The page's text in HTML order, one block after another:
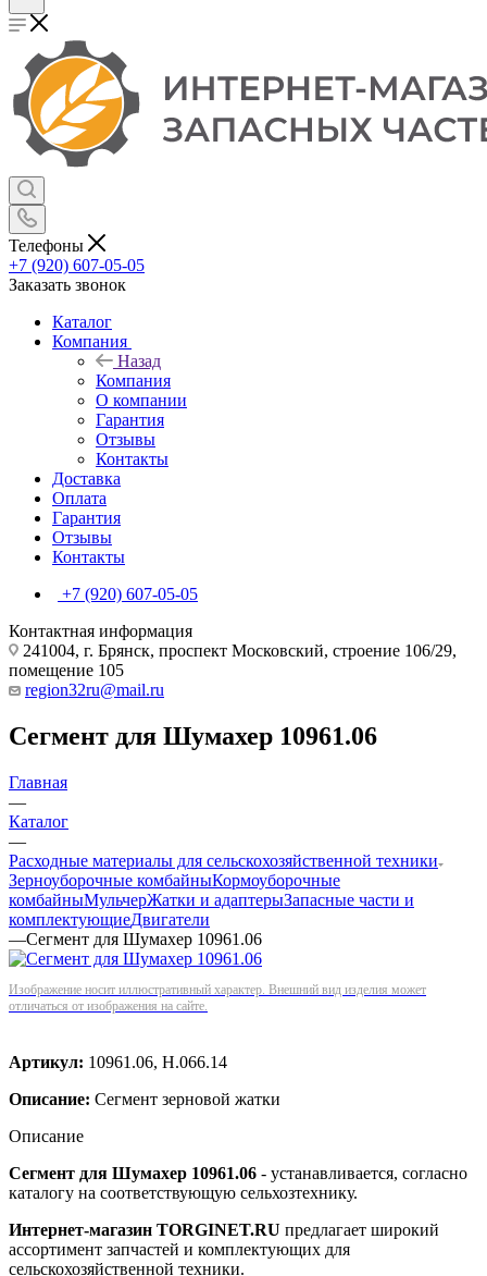
Телефоны
+7 (920) 607-05-05
Заказать звонок
Каталог
Компания
Назад
Компания
О компании
Гарантия
Отзывы
Контакты
Доставка
Оплата
Гарантия
Отзывы
Контакты
+7 (920) 607-05-05
Контактная информация
241004, г. Брянск, проспект Московский, строение 106/29,
помещение 105
region32ru@mail.ru
Сегмент для Шумахер 10961.06
Главная
—
Каталог
—
Расходные материалы для сельскохозяйственной техники
Зерноуборочные комбайныКормоуборочные
комбайныМульчерЖатки и адаптерыЗапасные части и
комплектующиеДвигатели
—Сегмент для Шумахер 10961.06
Изображение носит иллюстративный характер. Внешний вид изделия может
отличаться от изображения на сайте.
Артикул: 10961.06, Н.066.14
Описание: Сегмент зерновой жатки
Описание
Сегмент для Шумахер 10961.06 - устанавливается, согласно
каталогу на соответствующую сельхозтехнику.
Интернет-магазин TORGINET.RU предлагает широкий
ассортимент запчастей и комплектующих для
сельскохозяйственной техники.